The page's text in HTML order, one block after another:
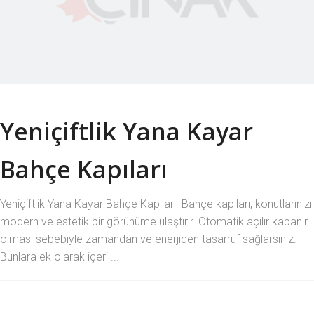
Yeniçiftlik Yana Kayar
Bahçe Kapıları
Yeniçiftlik Yana Kayar Bahçe Kapıları Bahçe kapıları, konutlarınızı
modern ve estetik bir görünüme ulaştırır. Otomatik açılır kapanır
olması sebebiyle zamandan ve enerjiden tasarruf sağlarsınız.
Bunlara ek olarak içeri ...